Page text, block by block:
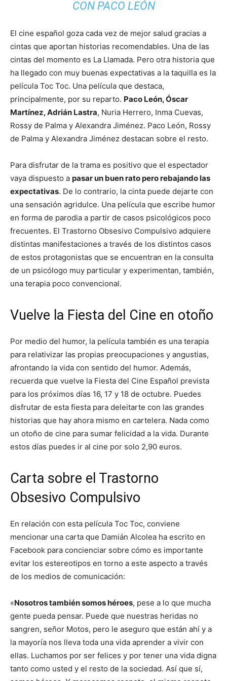
El cine español goza cada vez de mejor salud gracias a
cintas que aportan historias recomendables. Una de las
cintas del momento es La Llamada. Pero otra historia que
ha llegado con muy buenas expectativas a la taquilla es la
película Toc Toc. Una película que destaca,
principalmente, por su reparto. Paco León, Óscar
Martínez, Adrián Lastra, Nuria Herrero, Inma Cuevas,
Rossy de Palma y Alexandra Jiménez. Paco León, Rossy
de Palma y Alexandra Jiménez destacan sobre el resto.
Para disfrutar de la trama es positivo que el espectador
vaya dispuesto a pasar un buen rato pero rebajando las
expectativas. De lo contrario, la cinta puede dejarte con
una sensación agridulce. Una película que escribe humor
en forma de parodia a partir de casos psicológicos poco
frecuentes. El Trastorno Obsesivo Compulsivo adquiere
distintas manifestaciones a través de los distintos casos
de estos protagonistas que se encuentran en la consulta
de un psicólogo muy particular y experimentan, también,
una terapia poco convencional.
Vuelve la Fiesta del Cine en otoño
Por medio del humor, la película también es una terapia
para relativizar las propias preocupaciones y angustias,
afrontando la vida con sentido del humor. Además,
recuerda que vuelve la Fiesta del Cine Español prevista
para los próximos días 16, 17 y 18 de octubre. Puedes
disfrutar de esta fiesta para deleitarte con las grandes
historias que hay ahora mismo en cartelera. Nada como
un otoño de cine para sumar felicidad a la vida. Durante
estos días puedes ir al cine por solo 2,90 euros.
Carta sobre el Trastorno
Obsesivo Compulsivo
En relación con esta película Toc Toc, conviene
mencionar una carta que Damián Alcolea ha escrito en
Facebook para concienciar sobre cómo es importante
evitar los estereotipos en torno a este aspecto a través
de los medios de comunicación:
«Nosotros también somos héroes, pese a lo que mucha
gente pueda pensar. Puede que nuestras heridas no
sangren, señor Motos, pero le aseguro que están ahí y a
la mayoría nos lleva toda una vida aprender a vivir con
ellas. Luchamos por ser felices y por tener una vida digna
tanto como usted y el resto de la sociedad. Así que sí,